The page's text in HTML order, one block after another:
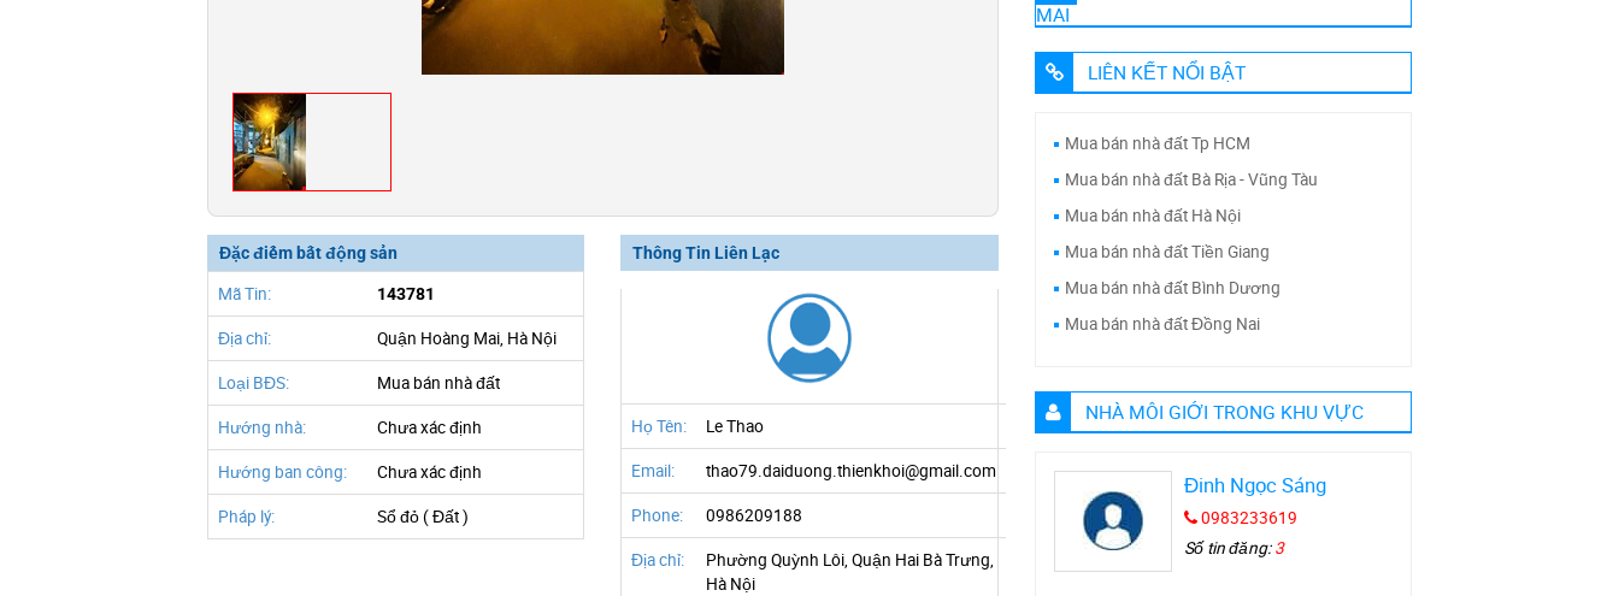
Đặc điểm bất động sản
Mã Tin: 143781
Địa chỉ: Quận Hoàng Mai, Hà Nội
Loại BĐS: Mua bán nhà đất
Hướng nhà: Chưa xác định
Hướng ban công: Chưa xác định
Pháp lý: Sổ đỏ ( Đất )
Thông Tin Liên Lạc
Họ Tên: Le Thao
Email: thao79.daiduong.thienkhoi@gmail.com
Phone: 0986209188
Địa chỉ:
Phường Quỳnh Lôi, Quận Hai Bà Trưng,
Hà Nội
MAI
LIÊN KẾT NỔI BẬT
Mua bán nhà đất Tp HCM
Mua bán nhà đất Bà Rịa - Vũng Tàu
Mua bán nhà đất Hà Nội
Mua bán nhà đất Tiền Giang
Mua bán nhà đất Bình Dương
Mua bán nhà đất Đồng Nai
NHÀ MÔI GIỚI TRONG KHU VỰC
Đinh Ngọc Sáng
0983233619
Số tin đăng:3